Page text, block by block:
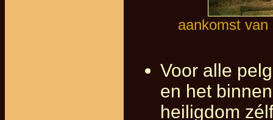
aankomst
Voor alle
en het
heiligdom